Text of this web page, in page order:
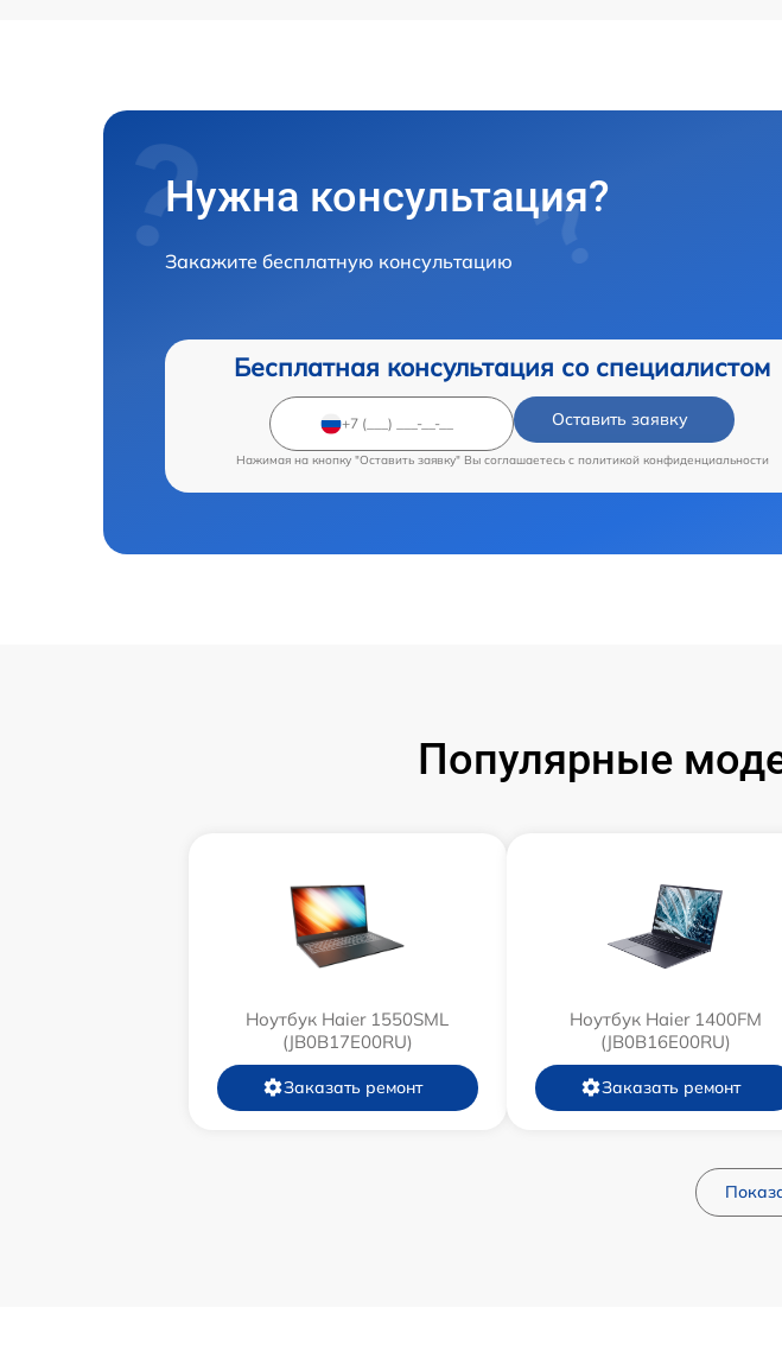
Нужна консультация?
Закажите бесплатную консультацию
Бесплатная консультация со специалистом
Оставить заявку
Нажимая на кнопку "Оставить заявку" Вы соглашаетесь c политикой конфиденциальности
Популярные
Ноутбук Haier 1550SML
(JB0B17E00RU)
Заказать ремонт
Ноутбук Haier 1400FM
(JB0B16E00RU)
Заказать ремонт